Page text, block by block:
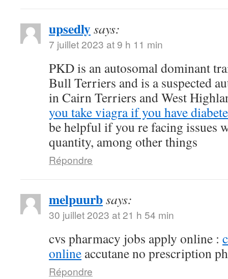
upsedlysays:
7 juillet 2023 at 9 h 11 min
PKD is an autosomal dominant
Bull Terriers and is a suspected
in Cairn Terriers and West
you take viagra if you have
be helpful if you re facing issues
quantity, among other things
Répondre
melpuurbsays:
30 juillet 2023 at 21 h 54 min
cvs pharmacy jobs apply online :
online accutane no prescription
Répondre